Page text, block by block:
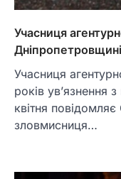
Учасниця
Учасниця
років увʼязнення
квітня
зловмисниця…